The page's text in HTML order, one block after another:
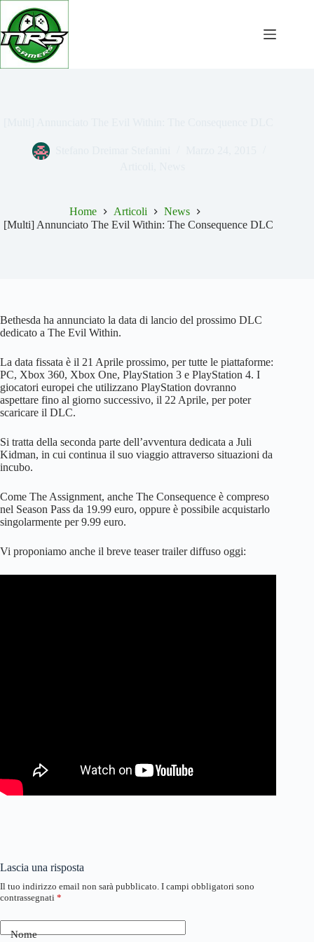
Salta
contenuto
Home Articoli
News
[Multi] Annunciato The Evil Within: The Consequence DLC
Bethesda ha annunciato la data di lancio del prossimo DLC
dedicato a The Evil Within.
La data fissata è il 21 Aprile prossimo, per tutte le piattaforme:
PC, Xbox 360, Xbox One, PlayStation 3 e PlayStation 4. I
giocatori europei che utilizzano PlayStation dovranno
aspettare fino al giorno successivo, il 22 Aprile, per poter
scaricare il DLC.
Si tratta della seconda parte dell’avventura dedicata a Juli
Kidman, in cui continua il suo viaggio attraverso situazioni da
incubo.
Come The Assignment, anche The Consequence è compreso
nel Season Pass da 19.99 euro, oppure è possibile acquistarlo
singolarmente per 9.99 euro.
Vi proponiamo anche il breve teaser trailer diffuso oggi:
Lascia una risposta
Il tuo indirizzo email non sarà pubblicato. I campi obbligatori sono
contrassegnati *
Nome